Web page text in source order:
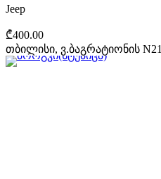
Jeep
₾400.00
თბილისი, ვ.ბაგრატიონის N21